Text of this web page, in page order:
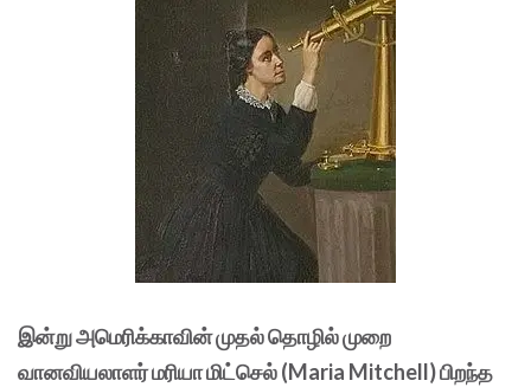
இன்று அமெரிக்காவின் முதல் தொழில் முறை
வானவியலாளர் மரியா மிட்செல் (Maria Mitchell) பிறந்த